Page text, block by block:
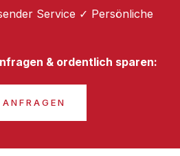
Service ✓ Persönliche
& ordentlich sparen: